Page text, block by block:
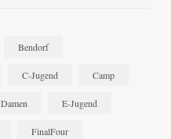
Bendorf
C-Jugend Camp
Damen E-Jugend
FinalFour